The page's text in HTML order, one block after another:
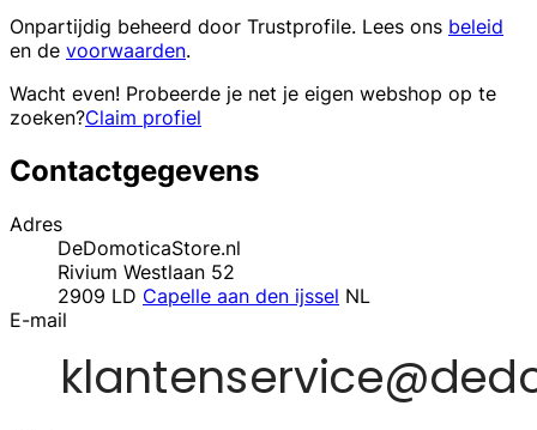
Onpartijdig beheerd door Trustprofile. Lees ons beleid
en de voorwaarden.
Wacht even! Probeerde je net je eigen webshop op te
zoeken?Claim profiel
Contactgegevens
Adres
DeDomoticaStore.nl
Rivium Westlaan 52
2909 LD Capelle aan den ijssel NL
E-mail